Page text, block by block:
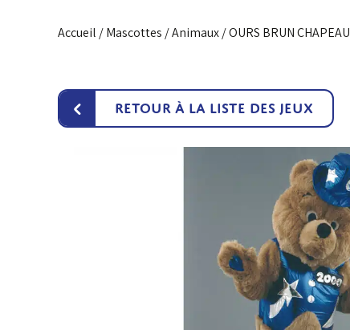
Accueil /Mascottes /Animaux/ OURS BRUN CHAPEAU
‹ Retour à la liste des jeux